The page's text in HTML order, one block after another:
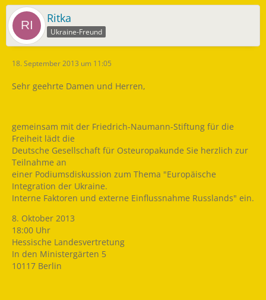
Ritka
Ukraine-Freund
18. September 2013 um 11:05
Sehr geehrte Damen und Herren,
gemeinsam mit der Friedrich-Naumann-Stiftung für die
Freiheit lädt die
Deutsche Gesellschaft für Osteuropakunde Sie herzlich zur
Teilnahme an
einer Podiumsdiskussion zum Thema "Europäische
Integration der Ukraine.
Interne Faktoren und externe Einflussnahme Russlands" ein.
8. Oktober 2013
18:00 Uhr
Hessische Landesvertretung
In den Ministergärten 5
10117 Berlin